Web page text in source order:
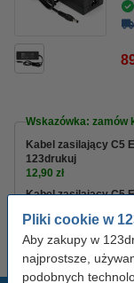
Pliki cookie w
Aby zakupy w
najprostsze,
podobnych
Wskazówka: zamów
Kabel zasilający C5
123drukuj
12,90 zł
Kabel zasilający C5
8,90 zł